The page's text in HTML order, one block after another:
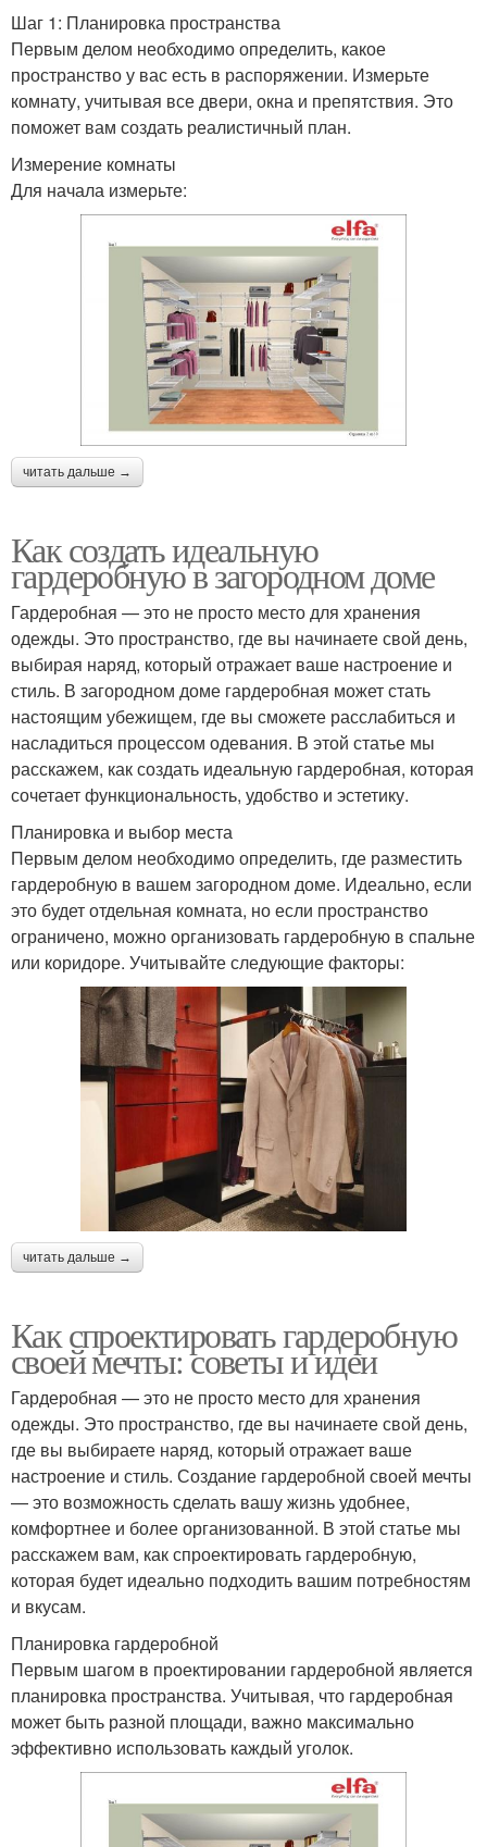
Шаг 1: Планировка пространства
Первым делом необходимо определить, какое
пространство у вас есть в распоряжении. Измерьте
комнату, учитывая все двери, окна и препятствия. Это
поможет вам создать реалистичный план.
Измерение комнаты
Для начала измерьте:
читать дальше →
Как создать идеальную
гардеробную в загородном доме
Гардеробная — это не просто место для хранения
одежды. Это пространство, где вы начинаете свой день,
выбирая наряд, который отражает ваше настроение и
стиль. В загородном доме гардеробная может стать
настоящим убежищем, где вы сможете расслабиться и
насладиться процессом одевания. В этой статье мы
расскажем, как создать идеальную гардеробная, которая
сочетает функциональность, удобство и эстетику.
Планировка и выбор места
Первым делом необходимо определить, где разместить
гардеробную в вашем загородном доме. Идеально, если
это будет отдельная комната, но если пространство
ограничено, можно организовать гардеробную в спальне
или коридоре. Учитывайте следующие факторы:
читать дальше →
Как спроектировать гардеробную
своей мечты: советы и идеи
Гардеробная — это не просто место для хранения
одежды. Это пространство, где вы начинаете свой день,
где вы выбираете наряд, который отражает ваше
настроение и стиль. Создание гардеробной своей мечты
— это возможность сделать вашу жизнь удобнее,
комфортнее и более организованной. В этой статье мы
расскажем вам, как спроектировать гардеробную,
которая будет идеально подходить вашим потребностям
и вкусам.
Планировка гардеробной
Первым шагом в проектировании гардеробной является
планировка пространства. Учитывая, что гардеробная
может быть разной площади, важно максимально
эффективно использовать каждый уголок.